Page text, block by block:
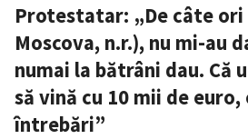
Protestatar: „De câte
Moscova, n.r.), nu mi-au
numai la bătrâni dau. Că
să vină cu 10 mii de euro,
întrebări”